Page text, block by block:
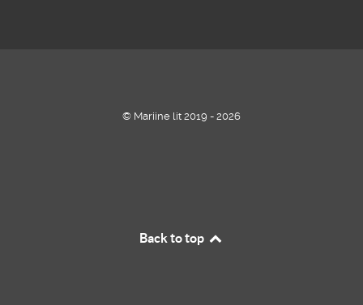
© Mariine lit 2019 - 2026
Back to top